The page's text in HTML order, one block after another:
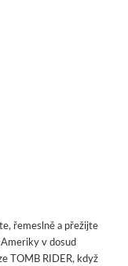
řemeslně a přežijte
v dosud
TOMB RIDER, když